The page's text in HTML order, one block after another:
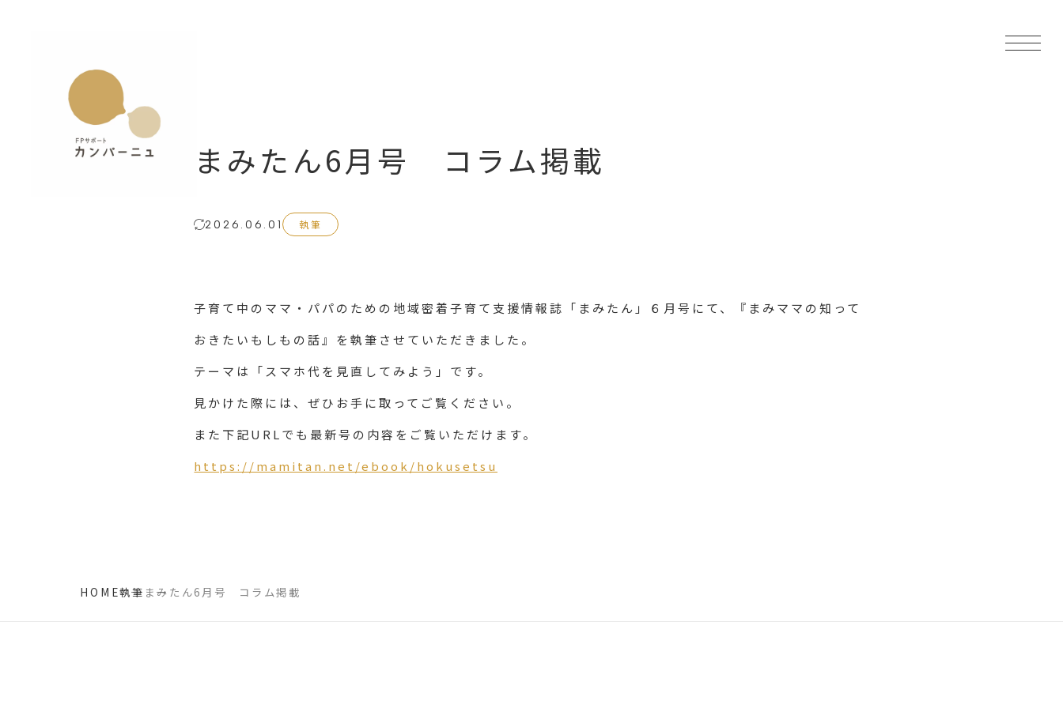
まみたん6月号 コラム掲載
2026.06.01 執筆
子育て中のママ・パパのための地域密着子育て支援情報誌「まみたん」６月号にて、『まみママの知って
おきたいもしもの話』を執筆させていただきました。
テーマは「スマホ代を見直してみよう」です。
見かけた際には、ぜひお手に取ってご覧ください。
また下記URLでも最新号の内容をご覧いただけます。
https://mamitan.net/ebook/hokusetsu
HOME執筆 まみたん6月号 コラム掲載